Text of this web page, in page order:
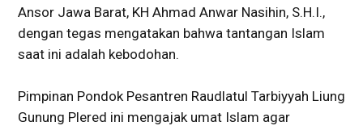
Ansor Jawa Barat, KH Ahmad Anwar Nasihin, S.H.I.,
dengan tegas mengatakan bahwa tantangan Islam
saat ini adalah kebodohan.
Pimpinan Pondok Pesantren Raudlatul Tarbiyyah Liung
Gunung Plered ini mengajak umat Islam agar